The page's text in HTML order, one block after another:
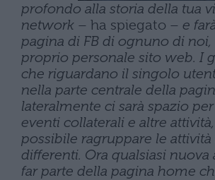
profondo alla storia della tua
network – ha spiegato – e
pagina di FB di ognuno di
proprio personale sito web. I
che riguardano il singolo
nella parte centrale della
lateralmente ci sarà spazio
eventi collaterali e altre
possibile ragruppare le
differenti. Ora qualsiasi nuova
far parte della pagina home